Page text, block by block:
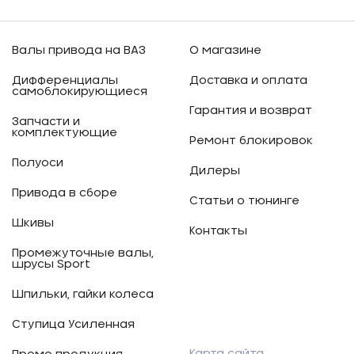
Валы привода на ВАЗ
Дифференциалы
самоблокирующиеся
Запчасти и
комплектующие
Полуоси
Привода в сборе
Шкивы
Промежуточные валы,
шрусы Sport
Шпильки, гайки колеса
Ступица Усиленная
О магазине
Доставка и оплата
Гарантия и возврат
Ремонт блокировок
Дилеры
Статьи о тюнинге
Контакты